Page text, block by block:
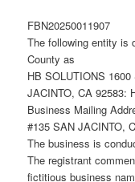
FBN20250011907
The following entity is
County as
HB SOLUTIONS
JACINTO, CA 92583:
Business Mailing
#135 SAN JACINTO,
The business is
The registrant
fictitious business